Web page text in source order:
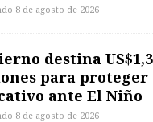
8 de agosto de 2026
destina US$1,3
para proteger
ante El Niño
8 de agosto de 2026